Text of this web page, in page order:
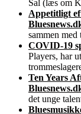
Sal (læs om
Appetitligt
sammen
COVID-19
Players, har
Ten Years
det unge